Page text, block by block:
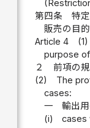
第四条
特
販売の目
Article 4
(1)
purpose
２
前項の
(2)
The
cases:
一
輸出
(i)
cases